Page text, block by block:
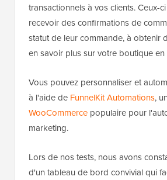
transactionnels à vos clients. Ceux-
recevoir des confirmations de
statut de leur commande, à obtenir
en savoir plus sur votre boutique en
Vous pouvez personnaliser et
à l'aide de FunnelKit Automations, un
WooCommerce populaire pour
marketing.
Lors de nos tests, nous avons
d'un tableau de bord convivial qui